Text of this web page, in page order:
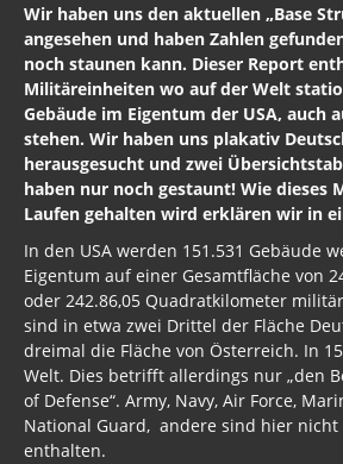
Wir haben uns den aktuellen „Base
angesehen und haben Zahlen
noch staunen kann. Dieser Report
Militäreinheiten wo auf der Welt
Gebäude im Eigentum der USA, auch
stehen. Wir haben uns plakativ
herausgesucht und zwei
haben nur noch gestaunt! Wie dieses
Laufen gehalten wird erklären wir in
In den USA werden 151.531 Gebäude
Eigentum auf einer Gesamtfläche von
oder 242.86,05 Quadratkilometer
sind in etwa zwei Drittel der Fläche
dreimal die Fläche von Österreich. In
Welt. Dies betrifft allerdings nur „den
of Defense“. Army, Navy, Air Force,
National Guard, andere sind hier
enthalten.